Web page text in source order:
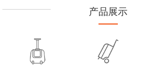
产品展示